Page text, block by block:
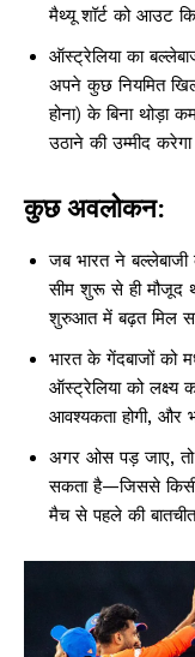
मैथ्यू शॉर्ट को आउट
ऑस्ट्रेलिया का
अपने कुछ नियमित
होना) के बिना थोड़ा
उठाने की उम्मीद
कुछ अवलोकन:
जब भारत ने बल्लेबाजी
सीम शुरू से ही मौजूद
शुरुआत में बढ़त मिल
भारत के गेंदबाजों को
ऑस्ट्रेलिया को लक्ष्य
आवश्यकता होगी, और
अगर ओस पड़ जाए, तो
सकता है—जिससे किसी
मैच से पहले की